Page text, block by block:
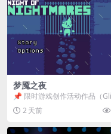
梦魇之夜
📌 限时游戏创作活动作品（
Game Jam） 📖 故事背景 怪物
2 天前